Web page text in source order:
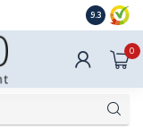
Ook
9.3
0